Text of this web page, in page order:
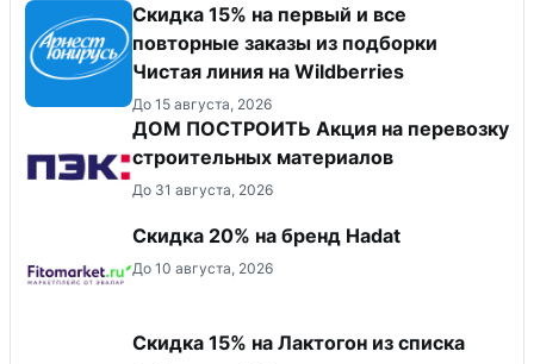
Скидка 15% на первый и все
повторные заказы из подборки
Чистая линия на Wildberries
До 15 августа, 2026
ДОМ ПОСТРОИТЬ Акция на перевозку
строительных материалов
До 31 августа, 2026
Скидка 20% на бренд Hadat
До 10 августа, 2026
Скидка 15% на Лактогон из списка